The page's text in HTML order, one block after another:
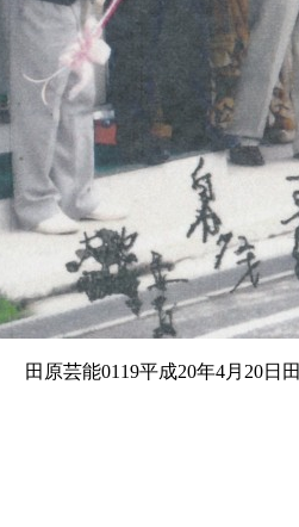
田原芸能0119平成20年4月20日